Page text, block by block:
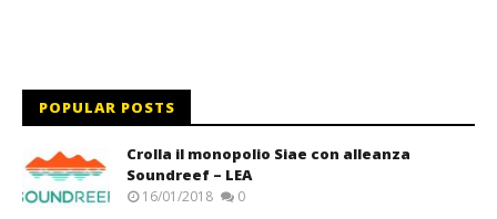
POPULAR POSTS
Crolla il monopolio Siae con alleanza
Soundreef – LEA
16/01/2018 0